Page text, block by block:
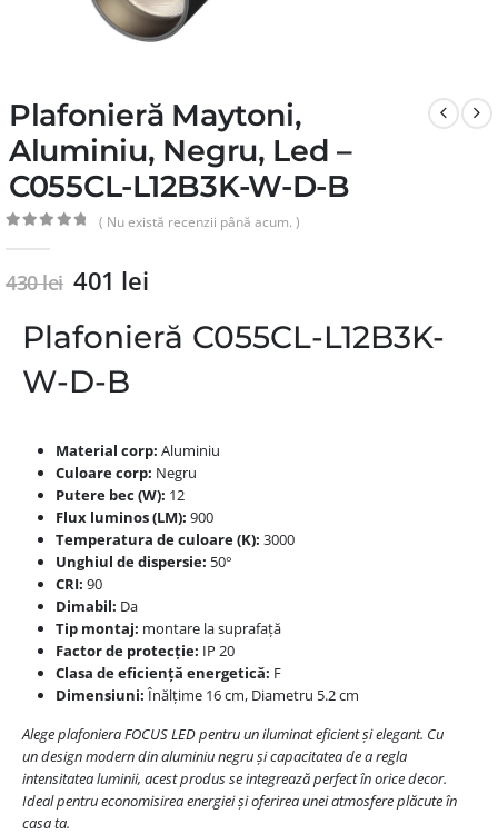
Plafonieră Maytoni,
Aluminiu, Negru, Led –
C055CL-L12B3K-W-D-B
( Nu există recenzii până acum. )
430lei 401 lei
Plafonieră C055CL-L12B3K-
W-D-B
Material corp: Aluminiu
Culoare corp: Negru
Putere bec (W): 12
Flux luminos (LM): 900
Temperatura de culoare (K): 3000
Unghiul de dispersie: 50°
CRI: 90
Dimabil: Da
Tip montaj: montare la suprafață
Factor de protecție: IP 20
Clasa de eficiență energetică: F
Dimensiuni: Înălțime 16 cm, Diametru 5.2 cm
Alege plafoniera FOCUS LED pentru un iluminat eficient și elegant. Cu
un design modern din aluminiu negru și capacitatea de a regla
intensitatea luminii, acest produs se integrează perfect în orice decor.
Ideal pentru economisirea energiei și oferirea unei atmosfere plăcute în
casa ta.